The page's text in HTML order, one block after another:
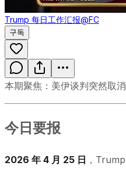
Trump 每日工作汇报@FC
구독
本期聚焦：美伊谈判突然取
今日要报
2026 年 4 月 25 日 ，